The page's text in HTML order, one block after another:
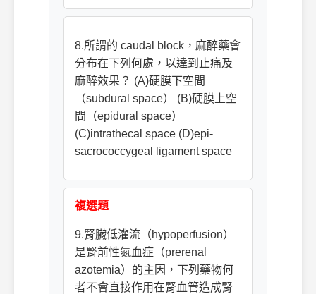
8.所謂的 caudal block，麻醉藥會
分布在下列何處，以達到止痛及
麻醉效果？ (A)硬膜下空間
（subdural space） (B)硬膜上空
間（epidural space）
(C)intrathecal space (D)epi-
sacrococcygeal ligament space
複選題
9.腎臟低灌流（hypoperfusion）
是腎前性氮血症（prerenal
azotemia）的主因，下列藥物何
者不會直接作用在腎血管造成腎